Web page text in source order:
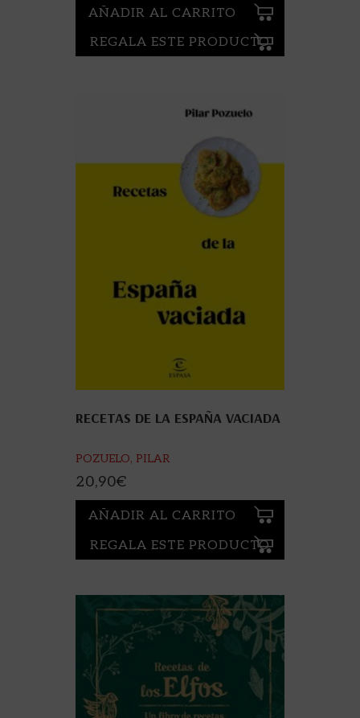
AÑADIR AL CARRITO
REGALA ESTE PRODUCTO
RECETAS DE LA ESPAÑA VACIADA
POZUELO, PILAR
20,90€
AÑADIR AL CARRITO
REGALA ESTE PRODUCTO